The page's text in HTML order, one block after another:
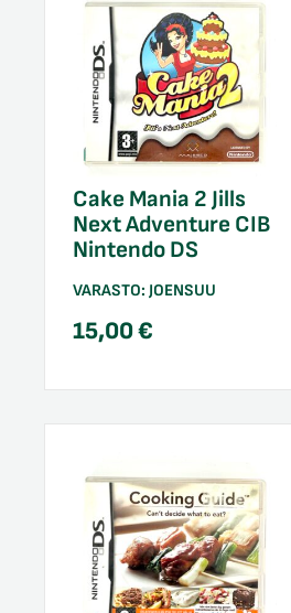
Cake Mania 2 Jills
Next Adventure CIB
Nintendo DS
VARASTO: JOENSUU
15,00€